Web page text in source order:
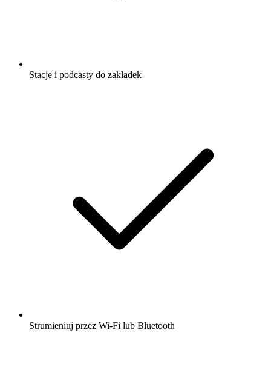
Stacje i podcasty do zakładek
Strumieniuj przez Wi-Fi lub Bluetooth